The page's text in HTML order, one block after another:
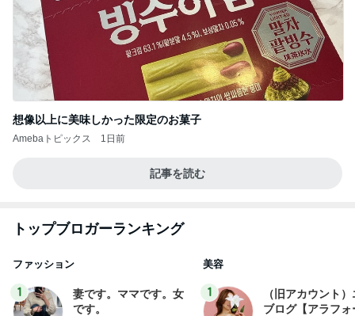
想像以上に美味しかった限定のお菓子
Amebaトピックス 1日前
記事を読む
トップブロガーランキング
ファッション
1
妻です。ママです。女
です。
美容
1
（旧アカウント
ブログ【アラフォ